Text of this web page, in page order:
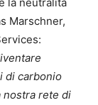
Marschner,
di carbonio
nostra rete di